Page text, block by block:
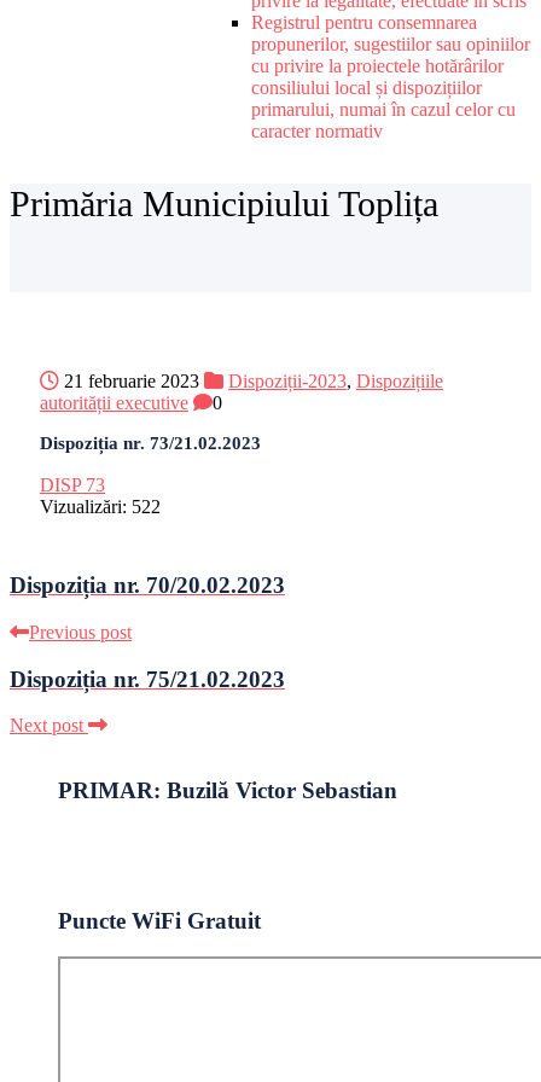
Registrul pentru consemnarea
propunerilor, sugestiilor sau opiniilor
cu privire la proiectele hotărârilor
consiliului local și dispozițiilor
primarului, numai în cazul celor cu
caracter normativ
Primăria Municipiului Toplița
21 februarie 2023 Dispoziții-2023, Dispozițiile
autorității executive
0
Dispoziția nr. 73/21.02.2023
DISP 73
Vizualizări: 522
Dispoziția nr. 70/20.02.2023
Previous post
Dispoziția nr. 75/21.02.2023
Next post
PRIMAR: Buzilă Victor Sebastian
Puncte WiFi Gratuit